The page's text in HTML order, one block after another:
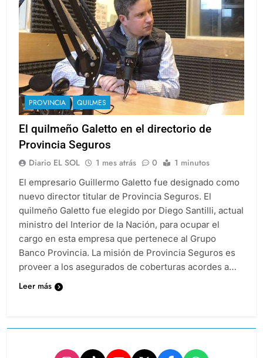
PROVINCIA QUILMES
El quilmeño Galetto en el directorio de
Provincia Seguros
Diario EL SOL 1 mes atrás 0 1 minutos
El empresario Guillermo Galetto fue designado como
nuevo director titular de Provincia Seguros. El
quilmeño Galetto fue elegido por Diego Santilli, actual
ministro del Interior de la Nación, para ocupar el
cargo en esta empresa que pertenece al Grupo
Banco Provincia. La misión de Provincia Seguros es
proveer a los asegurados de coberturas acordes a…
Leer más